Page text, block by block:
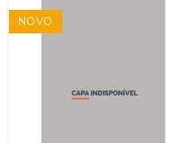
NOVO